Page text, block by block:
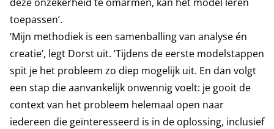
toepassen’.
‘Mijn methodiek is een samenballing van analyse én
creatie’, legt Dorst uit. ‘Tijdens de eerste modelstappen
spit je het probleem zo diep mogelijk uit. En dan volgt
een stap die aanvankelijk onwennig voelt: je gooit de
context van het probleem helemaal open naar
iedereen die geïnteresseerd is in de oplossing, inclusief